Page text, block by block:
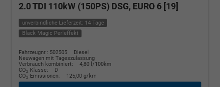
2.0 TDI 110kW (150PS) DSG, EURO 6 [19]
unverbindliche Lieferzeit: 14 Tage
Black Magic Perleffekt
Fahrzeugnr.: 502505
Diesel
Neuwagen mit Tageszulassung
Verbrauch kombiniert:
4,80 l/100km
CO2-Klasse:
D
CO2-Emissionen: 125,00 g/km